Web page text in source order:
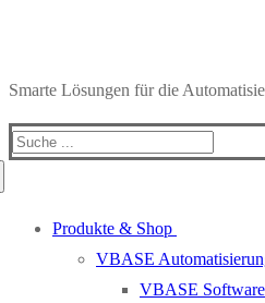
Smarte Lösungen für die
Produkte & Shop
VBASE
VBASE Software